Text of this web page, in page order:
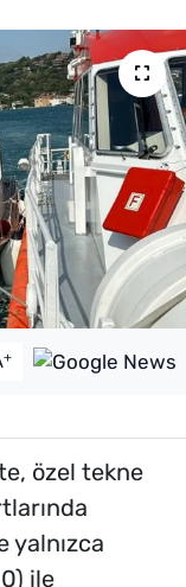
+
özel tekne
yalnızca
ile